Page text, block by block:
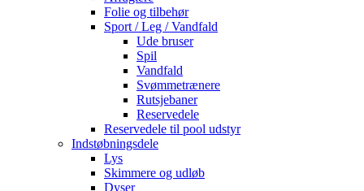
Folie og tilbehør
Sport / Leg / Vandfald
Ude bruser
Spil
Vandfald
Svømmetrænere
Rutsjebaner
Reservedele
Reservedele til pool udstyr
Indstøbningsdele
Lys
Skimmere og udløb
Dyser